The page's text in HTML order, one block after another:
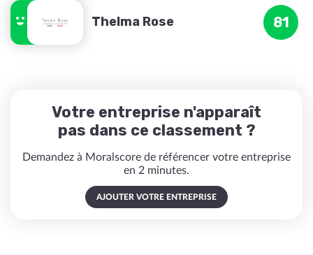
Thelma Rose 81
Votre entreprise n'apparaît
pas dans ce classement ?
Demandez à Moralscore de référencer votre entreprise
en 2 minutes.
AJOUTER VOTRE ENTREPRISE